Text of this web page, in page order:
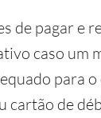
de pagar e
caso um
para
cartão de